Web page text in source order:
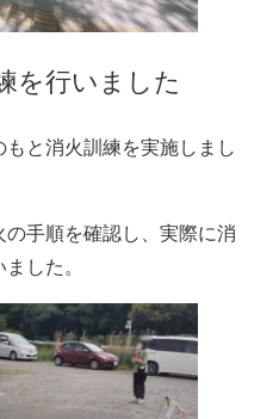
を行いました
と消火訓練を実施しまし
手順を確認し、実際に消
した。